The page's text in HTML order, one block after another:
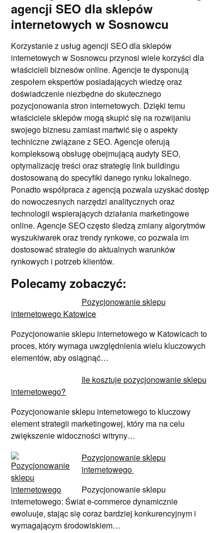
agencji SEO dla sklepów
internetowych w Sosnowcu
Korzystanie z usług agencji SEO dla sklepów
internetowych w Sosnowcu przynosi wiele korzyści dla
właścicieli biznesów online. Agencje te dysponują
zespołem ekspertów posiadających wiedzę oraz
doświadczenie niezbędne do skutecznego
pozycjonowania stron internetowych. Dzięki temu
właściciele sklepów mogą skupić się na rozwijaniu
swojego biznesu zamiast martwić się o aspekty
techniczne związane z SEO. Agencje oferują
kompleksową obsługę obejmującą audyty SEO,
optymalizację treści oraz strategię link buildingu
dostosowaną do specyfiki danego rynku lokalnego.
Ponadto współpraca z agencją pozwala uzyskać dostęp
do nowoczesnych narzędzi analitycznych oraz
technologii wspierających działania marketingowe
online. Agencje SEO często śledzą zmiany algorytmów
wyszukiwarek oraz trendy rynkowe, co pozwala im
dostosować strategie do aktualnych warunków
rynkowych i potrzeb klientów.
Polecamy zobaczyć:
Pozycjonowanie sklepu
internetowego Katowice
Pozycjonowanie sklepu internetowego w Katowicach to
proces, który wymaga uwzględnienia wielu kluczowych
elementów, aby osiągnąć…
Ile kosztuje pozycjonowanie sklepu
internetowego?
Pozycjonowanie sklepu internetowego to kluczowy
element strategii marketingowej, który ma na celu
zwiększenie widoczności witryny…
Pozycjonowanie sklepu
internetowego
Pozycjonowanie sklepu
internetowego: Świat e-commerce dynamicznie
ewoluuje, stając się coraz bardziej konkurencyjnym i
wymagającym środowiskiem…